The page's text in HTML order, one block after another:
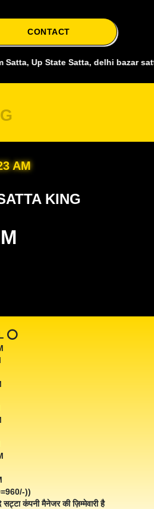
CONTACT
Satta, delhi bazar satta
AM
KING
⭕️
))
कंपनी मैनेजर की ज़िम्मेवारी है